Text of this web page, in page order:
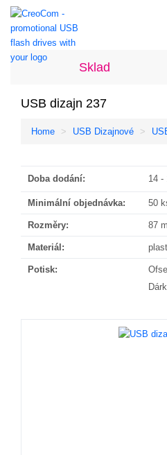
Sklad
USB dizajn 237
Home USB Dizajnové
Doba dodání: 14 -
Minimální objednávka: 50
Rozměry: 87
Materiál: plast
Potisk: